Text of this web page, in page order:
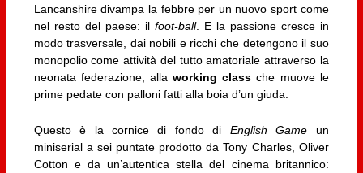
Lancanshire divampa la febbre per un nuovo sport come
nel resto del paese: il foot-ball. E la passione cresce in
modo trasversale, dai nobili e ricchi che detengono il suo
monopolio come attività del tutto amatoriale attraverso la
neonata federazione, allaworking class che muove le
prime pedate con palloni fatti alla boia d’un giuda.
Questo è la cornice di fondo di English Game un
miniserial a sei puntate prodotto da Tony Charles, Oliver
Cotton e da un’autentica stella del cinema britannico: